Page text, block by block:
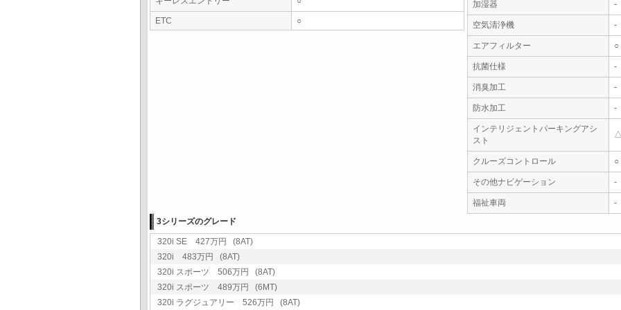
ETC ○
加湿器 -
空気清浄機 -
エアフィルター ○
抗菌仕様 -
消臭加工 -
防水加工 -
インテリジェントパーキングアシ
スト
クルーズコントロール ○
その他ナビゲーション -
福祉車両
-
3シリーズのグレード
320i SE 427万円 (8AT)
320i 483万円 (8AT)
320i スポーツ 506万円 (8AT)
320i スポーツ 489万円 (6MT)
320i ラグジュアリー 526万円 (8AT)